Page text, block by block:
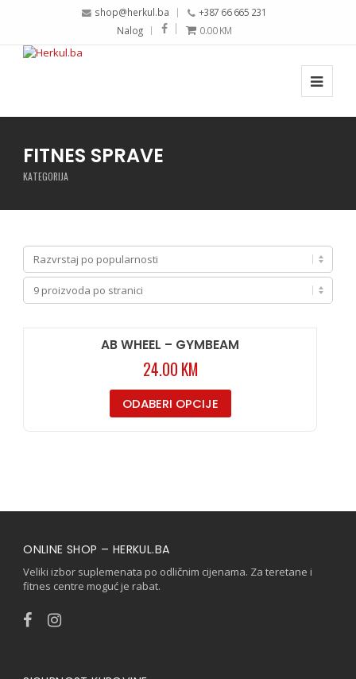
shop@herkul.ba
+387 66 665 231
Nalog
0.00KM
FITNES SPRAVE
KATEGORIJA
AB WHEEL – GYMBEAM
24.00 KM
ODABERI OPCIJE
ONLINE SHOP – HERKUL.BA
Veliki izbor suplemenata po odličnim cijenama. Za teretane i
fitnes centre moguć je rabat.